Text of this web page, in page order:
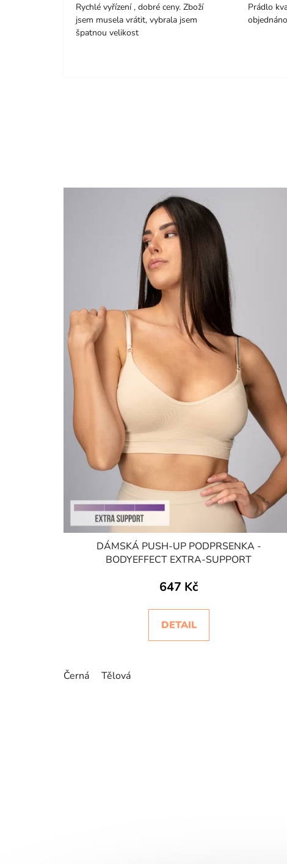
Rychlé vyřízení , dobré ceny. Zboží
jsem musela vrátit, vybrala jsem
špatnou velikost
Prádlo
DÁMSKÁ PUSH-UP PODPRSENKA -
BODYEFFECT EXTRA-SUPPORT
647 Kč
DETAIL
Černá Tělová